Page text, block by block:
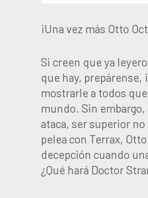
¡Una vez más Otto
Si creen que ya
que hay, prepárense,
mostrarle a todos
mundo. Sin
ataca, ser superior
pelea con Terrax,
decepción cuando
¿Qué hará Doctor